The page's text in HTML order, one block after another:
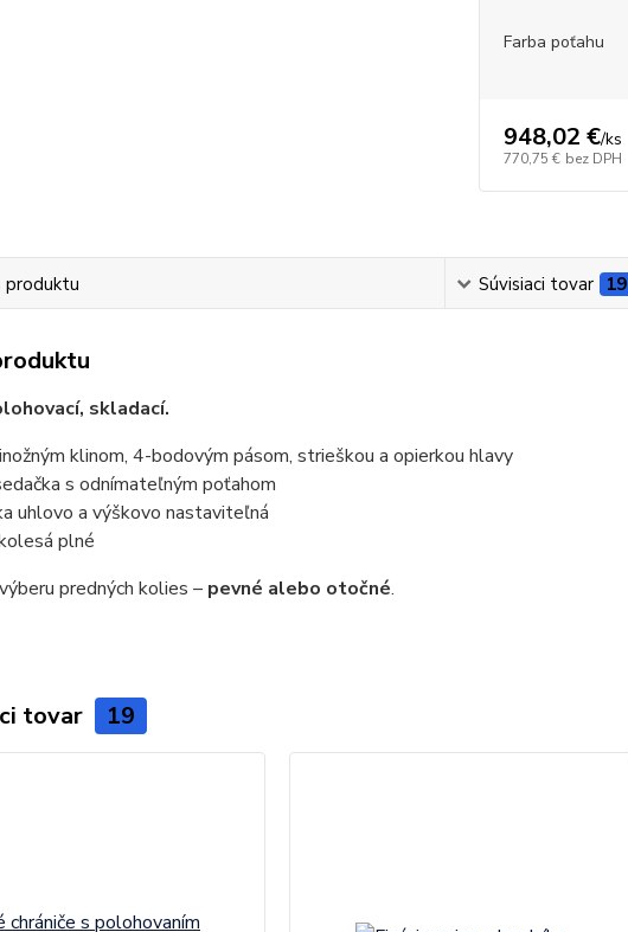
Farba poťahu
948,02 €/ks
770,75 € bez DPH
produktu Súvisiaci tovar 19
skladací.
klinom, 4-bodovým pásom, strieškou a opierkou hlavy
s odnímateľným poťahom
uhlovo a výškovo nastaviteľná
plné
predných kolies – pevné alebo otočné.
tovar 19